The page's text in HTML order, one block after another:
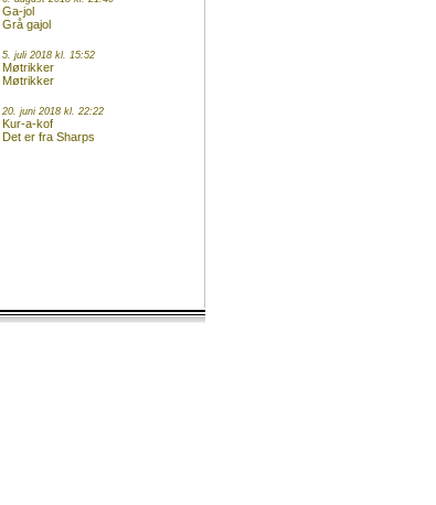
Ga-jol
Grå gajol
5. juli 2018 kl. 15:52
Møtrikker
Møtrikker
20. juni 2018 kl. 22:22
Kur-a-kof
Det er fra Sharps